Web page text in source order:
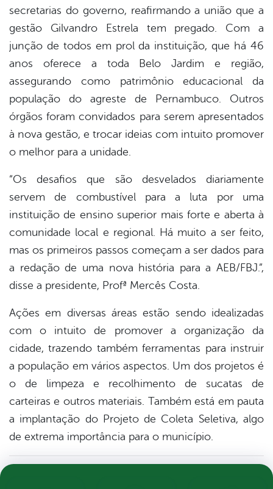
secretarias do governo, reafirmando a união que a
gestão Gilvandro Estrela tem pregado. Com a
junção de todos em prol da instituição, que há 46
anos oferece a toda Belo Jardim e região,
assegurando como patrimônio educacional da
população do agreste de Pernambuco. Outros
órgãos foram convidados para serem apresentados
à nova gestão, e trocar ideias com intuito promover
o melhor para a unidade.
“Os desafios que são desvelados diariamente
servem de combustível para a luta por uma
instituição de ensino superior mais forte e aberta à
comunidade local e regional. Há muito a ser feito,
mas os primeiros passos começam a ser dados para
a redação de uma nova história para a AEB/FBJ.”,
disse a presidente, Profª Mercês Costa.
Ações em diversas áreas estão sendo idealizadas
com o intuito de promover a organização da
cidade, trazendo também ferramentas para instruir
a população em vários aspectos. Um dos projetos é
o de limpeza e recolhimento de sucatas de
carteiras e outros materiais. Também está em pauta
a implantação do Projeto de Coleta Seletiva, algo
de extrema importância para o município.